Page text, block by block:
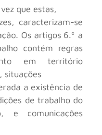
que estas,
caracterizam-se
Os artigos 6.º a
contém regras
em território
situações
a existência de
de trabalho do
e comunicações